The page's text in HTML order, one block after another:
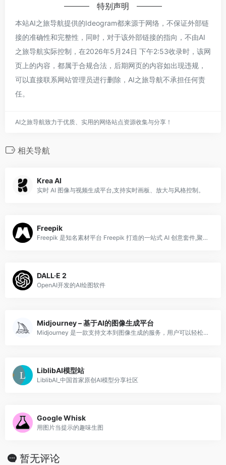
特别声明
本站AI之旅导航提供的Ideogram都来源于网络，不保证外部链
接的准确性和完整性，同时，对于该外部链接的指向，不由AI
之旅导航实际控制，在2026年5月24日 下午2:53收录时，该网
页上的内容，都属于合规合法，后期网页的内容如出现违规，
可以直接联系网站管理员进行删除，AI之旅导航不承担任何责
任。
AI之旅导航致力于优质、实用的网络站点资源收集与分享！
相关导航
Krea AI
实时 AI 图像与视频生成平台,支持实时画板、放大与风格控制。
Freepik
Freepik 是知名素材平台 Freepik 打造的一站式 AI 创意套件,聚合了 Flux、Imagen、Mystic、Kling 等多种主流图像与视频生成
DALL·E 2
OpenAI开发的AI绘图软件
Midjourney – 基于AI的图像生成平台
Midjourney 是一款支持文本到图像生成的服务，用户可以轻松创建独特的图像，适合艺术家、爱好者及团队协作使用
LiblibAI模型站
LiblibAI_中国首家原创AI模型分享社区
Google Whisk
用图片当提示的趣味生图
暂无评论